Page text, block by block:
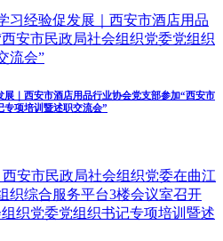
｜西安市酒店用品行业协会党支部参加“西安市
专项培训暨述职交流会”
西安市民政局社会组织党委在曲江
织综合服务平台3楼会议室召开
织党委党组织书记专项培训暨述